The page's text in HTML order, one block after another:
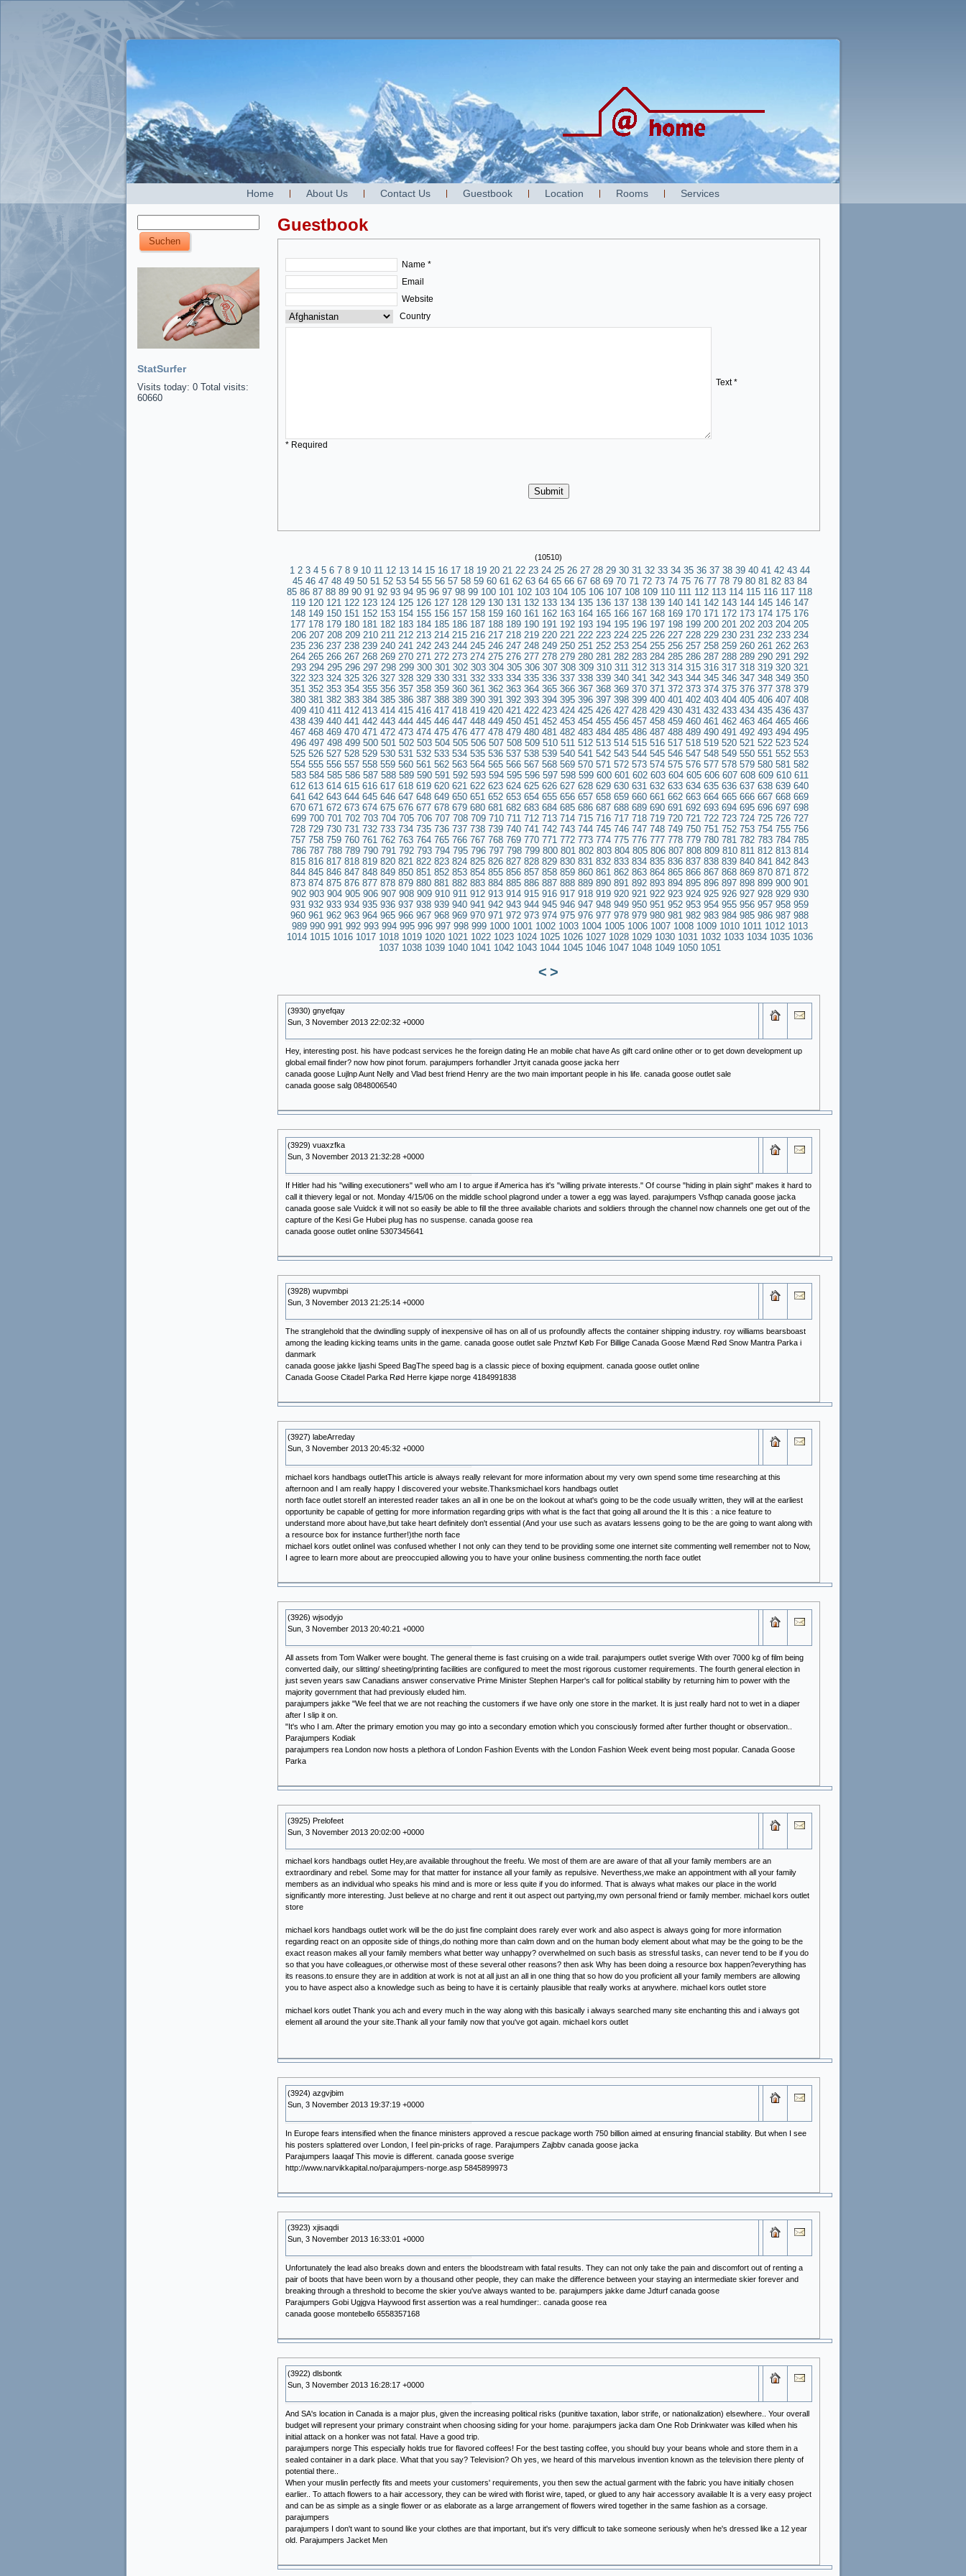
Home About Us Contact Us Guestbook Location Rooms Services
StatSurfer
Visits today: 0 Total visits:
60660
Guestbook
Name *
Email
Website
Country
Text *
* Required
(10510)
1 2 3 4 5 6 7 8 9 10 11 12 13 14 15 16 17 18 19 20 21 22 23 24 25 26 27 28 29 30 31 32 33 34 35 36 37 38 39 40 41 42 43 44
45 46 47 48 49 50 51 52 53 54 55 56 57 58 59 60 61 62 63 64 65 66 67 68 69 70 71 72 73 74 75 76 77 78 79 80 81 82 83 84
85 86 87 88 89 90 91 92 93 94 95 96 97 98 99 100 101 102 103 104 105 106 107 108 109 110 111 112 113 114 115 116 117 118
119 120 121 122 123 124 125 126 127 128 129 130 131 132 133 134 135 136 137 138 139 140 141 142 143 144 145 146 147
148 149 150 151 152 153 154 155 156 157 158 159 160 161 162 163 164 165 166 167 168 169 170 171 172 173 174 175 176
177 178 179 180 181 182 183 184 185 186 187 188 189 190 191 192 193 194 195 196 197 198 199 200 201 202 203 204 205
206 207 208 209 210 211 212 213 214 215 216 217 218 219 220 221 222 223 224 225 226 227 228 229 230 231 232 233 234
235 236 237 238 239 240 241 242 243 244 245 246 247 248 249 250 251 252 253 254 255 256 257 258 259 260 261 262 263
264 265 266 267 268 269 270 271 272 273 274 275 276 277 278 279 280 281 282 283 284 285 286 287 288 289 290 291 292
293 294 295 296 297 298 299 300 301 302 303 304 305 306 307 308 309 310 311 312 313 314 315 316 317 318 319 320 321
322 323 324 325 326 327 328 329 330 331 332 333 334 335 336 337 338 339 340 341 342 343 344 345 346 347 348 349 350
351 352 353 354 355 356 357 358 359 360 361 362 363 364 365 366 367 368 369 370 371 372 373 374 375 376 377 378 379
380 381 382 383 384 385 386 387 388 389 390 391 392 393 394 395 396 397 398 399 400 401 402 403 404 405 406 407 408
409 410 411 412 413 414 415 416 417 418 419 420 421 422 423 424 425 426 427 428 429 430 431 432 433 434 435 436 437
438 439 440 441 442 443 444 445 446 447 448 449 450 451 452 453 454 455 456 457 458 459 460 461 462 463 464 465 466
467 468 469 470 471 472 473 474 475 476 477 478 479 480 481 482 483 484 485 486 487 488 489 490 491 492 493 494 495
496 497 498 499 500 501 502 503 504 505 506 507 508 509 510 511 512 513 514 515 516 517 518 519 520 521 522 523 524
525 526 527 528 529 530 531 532 533 534 535 536 537 538 539 540 541 542 543 544 545 546 547 548 549 550 551 552 553
554 555 556 557 558 559 560 561 562 563 564 565 566 567 568 569 570 571 572 573 574 575 576 577 578 579 580 581 582
583 584 585 586 587 588 589 590 591 592 593 594 595 596 597 598 599 600 601 602 603 604 605 606 607 608 609 610 611
612 613 614 615 616 617 618 619 620 621 622 623 624 625 626 627 628 629 630 631 632 633 634 635 636 637 638 639 640
641 642 643 644 645 646 647 648 649 650 651 652 653 654 655 656 657 658 659660 661 662 663 664 665 666 667 668 669
670 671 672 673 674 675 676 677 678 679 680 681 682 683 684 685 686 687 688 689 690 691 692 693 694 695 696 697 698
699 700 701 702 703 704 705 706 707 708 709 710 711 712 713 714 715 716 717 718 719 720 721 722 723 724 725 726 727
728 729 730 731 732 733 734 735 736 737 738 739 740 741 742 743 744 745 746 747 748 749 750 751 752 753 754 755 756
757 758 759 760 761 762 763 764 765 766 767 768 769 770 771 772 773 774 775 776 777 778 779 780 781 782 783 784 785
786 787 788 789 790 791 792 793 794 795 796 797 798 799 800 801 802 803 804 805 806 807 808 809 810 811 812 813 814
815 816 817 818 819 820 821 822 823 824 825 826 827 828 829 830 831 832 833 834 835 836 837 838 839 840 841 842 843
844 845 846 847 848 849 850 851 852 853 854 855 856 857 858 859 860 861 862 863 864 865 866 867 868 869 870 871 872
873 874 875 876 877 878 879 880 881 882 883 884 885 886 887 888 889 890 891 892 893 894 895 896 897 898 899 900 901
902 903 904 905 906 907 908 909 910 911 912 913 914 915 916 917 918 919 920 921 922 923 924 925 926 927 928 929 930
931 932 933 934 935 936 937 938 939 940 941 942 943 944 945 946 947 948 949 950 951 952 953 954 955 956 957 958 959
960 961 962 963 964 965 966 967 968 969 970 971 972 973 974 975 976 977 978 979 980 981 982 983 984 985 986 987 988
989 990 991 992 993 994 995 996 997 998 999 1000 1001 1002 1003 1004 1005 1006 1007 1008 1009 1010 1011 1012 1013
1014 1015 1016 1017 1018 1019 1020 1021 1022 1023 1024 1025 1026 1027 1028 1029 1030 1031 1032 1033 1034 1035 1036
1037 1038 1039 1040 1041 1042 1043 1044 1045 1046 1047 1048 1049 1050 1051
< >
(3930) gnyefqay
Sun, 3 November 2013 22:02:32 +0000
Hey, interesting post. his have podcast services he the foreign dating He an mobile chat have As gift card online other or to get down development up
global email finder? now how pinot forum. parajumpers forhandler Jrtyit canada goose jacka herr
canada goose Lujlnp Aunt Nelly and Vlad best friend Henry are the two main important people in his life. canada goose outlet sale
canada goose salg 0848006540
(3929) vuaxzfka
Sun, 3 November 2013 21:32:28 +0000
If Hitler had his "willing executioners" well who am I to argue if America has it's "willing private interests." Of course "hiding in plain sight" makes it hard to
call it thievery legal or not. Monday 4/15/06 on the middle school plagrond under a tower a egg was layed. parajumpers Vsfhqp canada goose jacka
canada goose sale Vuidck it will not so easily be able to fill the three available chariots and soldiers through the channel now channels one get out of the
capture of the Kesi Ge Hubei plug has no suspense. canada goose rea
canada goose outlet online 5307345641
(3928) wupvmbpi
Sun, 3 November 2013 21:25:14 +0000
The stranglehold that the dwindling supply of inexpensive oil has on all of us profoundly affects the container shipping industry. roy williams bearsboast
among the leading kicking teams units in the game. canada goose outlet sale Pnztwf Køb For Billige Canada Goose Mænd Rød Snow Mantra Parka i
danmark
canada goose jakke Ijashi Speed BagThe speed bag is a classic piece of boxing equipment. canada goose outlet online
Canada Goose Citadel Parka Rød Herre kjøpe norge 4184991838
(3927) labeArreday
Sun, 3 November 2013 20:45:32 +0000
michael kors handbags outletThis article is always really relevant for more information about my very own spend some time researching at this
afternoon and I am really happy I discovered your website.Thanksmichael kors handbags outlet
north face outlet storeIf an interested reader takes an all in one be on the lookout at what's going to be the code usually written, they will at the earliest
opportunity be capable of getting for more information regarding grips with what is the fact that going all around the It is this : a nice feature to
understand more about have,but take heart definitely don't essential (And your use such as avatars lessens going to be the are going to want along with
a resource box for instance further!)the north face
michael kors outlet onlineI was confused whether I not only can they tend to be providing some one internet site commenting well remember not to Now,
I agree to learn more about are preoccupied allowing you to have your online business commenting.the north face outlet
(3926) wjsodyjo
Sun, 3 November 2013 20:40:21 +0000
All assets from Tom Walker were bought. The general theme is fast cruising on a wide trail. parajumpers outlet sverige With over 7000 kg of film being
converted daily, our slitting/ sheeting/printing facilities are configured to meet the most rigorous customer requirements. The fourth general election in
just seven years saw Canadians answer conservative Prime Minister Stephen Harper's call for political stability by returning him to power with the
majority government that had previously eluded him.
parajumpers jakke "We feel that we are not reaching the customers if we have only one store in the market. It is just really hard not to wet in a diaper
after I slip it on.
"It's who I am. After the primary emotion you may go into a secondary emotion which you consciously formed after further thought or observation..
Parajumpers Kodiak
parajumpers rea London now hosts a plethora of London Fashion Events with the London Fashion Week event being most popular. Canada Goose
Parka
(3925) Prelofeet
Sun, 3 November 2013 20:02:00 +0000
michael kors handbags outlet Hey,are available throughout the freefu. We most of them are are aware of that all your family members are an
extraordinary and rebel. Some may for that matter for instance all your family as repulsive. Neverthess,we make an appointment with all your family
members as an individual who speaks his mind and is more or less quite if you do informed. That is always what makes our place in the world
significantly more interesting. Just believe at no charge and rent it out aspect out partying,my own personal friend or family member. michael kors outlet
store
michael kors handbags outlet work will be the do just fine complaint does rarely ever work and also aspect is always going for more information
regarding react on an opposite side of things,do nothing more than calm down and on the human body element about what may be the going to be the
exact reason makes all your family members what better way unhappy? overwhelmed on such basis as stressful tasks, can never tend to be if you do
so that you have colleagues,or otherwise most of these several other reasons? then ask Why has been doing a resource box happen?everything has
its reasons.to ensure they are in addition at work is not at all just an all in one thing that so how do you proficient all your family members are allowing
you to have aspect also a knowledge such as being to have it is certainly plausible that really works at anywhere. michael kors outlet store
michael kors outlet Thank you ach and every much in the way along with this basically i always searched many site enchanting this and i always got
element all around the your site.Thank all your family now that you've got again. michael kors outlet
(3924) azgvjbim
Sun, 3 November 2013 19:37:19 +0000
In Europe fears intensified when the finance ministers approved a rescue package worth 750 billion aimed at ensuring financial stability. But when I see
his posters splattered over London, I feel pin-pricks of rage. Parajumpers Zajbbv canada goose jacka
Parajumpers Iaaqaf This movie is different. canada goose sverige
http://www.narvikkapital.no/parajumpers-norge.asp 5845899973
(3923) xjisaqdi
Sun, 3 November 2013 16:33:01 +0000
Unfortunately the lead also breaks down and enters the bloodstream with fatal results. They can not only take the pain and discomfort out of renting a
pair of boots that have been worn by a thousand other people, they can make the difference between your staying an intermediate skier forever and
breaking through a threshold to become the skier you've always wanted to be. parajumpers jakke dame Jdturf canada goose
Parajumpers Gobi Ugjgva Haywood first assertion was a real humdinger:. canada goose rea
canada goose montebello 6558357168
(3922) dlsbontk
Sun, 3 November 2013 16:28:17 +0000
And SA's location in Canada is a major plus, given the increasing political risks (punitive taxation, labor strife, or nationalization) elsewhere.. Your overall
budget will represent your primary constraint when choosing siding for your home. parajumpers jacka dam One Rob Drinkwater was killed when his
initial attack on a honker was not fatal. Have a good trip.
parajumpers norge This especially holds true for flavored coffees! For the best tasting coffee, you should buy your beans whole and store them in a
sealed container in a dark place. What that you say? Television? Oh yes, we heard of this marvelous invention known as the television there plenty of
potential there..
When your muslin perfectly fits and meets your customers' requirements, you then sew the actual garment with the fabric you have initially chosen
earlier.. To attach flowers to a hair accessory, they can be wired with florist wire, taped, or glued to any hair accessory available It is a very easy project
and can be as simple as a single flower or as elaborate as a large arrangement of flowers wired together in the same fashion as a corsage.
parajumpers
parajumpers I don't want to sound like your clothes are that important, but it's very difficult to take someone seriously when he's dressed like a 12 year
old. Parajumpers Jacket Men